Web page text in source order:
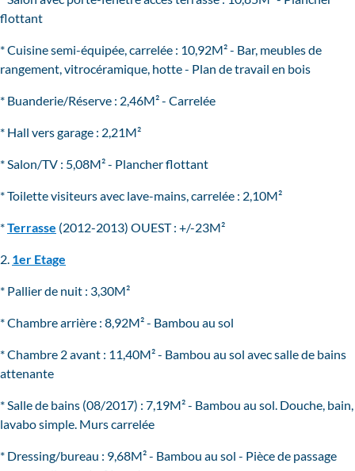
flottant
* Cuisine semi-équipée, carrelée : 10,92M² - Bar, meubles de
rangement, vitrocéramique, hotte - Plan de travail en bois
* Buanderie/Réserve : 2,46M² - Carrelée
* Hall vers garage : 2,21M²
* Salon/TV : 5,08M² - Plancher flottant
* Toilette visiteurs avec lave-mains, carrelée : 2,10M²
*Terrasse (2012-2013) OUEST : +/-23M²
2. 1er Etage
* Pallier de nuit : 3,30M²
* Chambre arrière : 8,92M² - Bambou au sol
* Chambre 2 avant : 11,40M² - Bambou au sol avec salle de bains
attenante
* Salle de bains (08/2017) : 7,19M² - Bambou au sol. Douche, bain,
lavabo simple. Murs carrelée
* Dressing/bureau : 9,68M² - Bambou au sol - Pièce de passage